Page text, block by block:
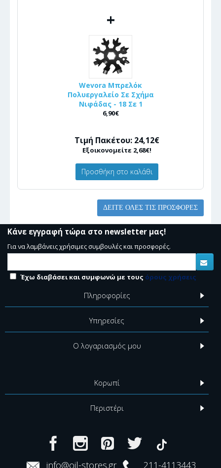
+
Wevora Μπρελόκ
Πολυεργαλείο Σε Σχήμα
Νιφάδας - 18 Σε 1
6,90€
Τιμή Πακέτου: 24,12€
Εξοικονομείτε 2,68€!
Προσθήκη στο καλάθι
ΔΕΊΤΕ ΌΛΕΣ ΤΙΣ ΠΡΟΣΦΟΡΈΣ
Κάνε εγγραφή τώρα στο newsletter μας!
Για να λαμβάνεις χρήσιμες συμβουλές και προσφορές.
Έχω διαβάσει και συμφωνώ με τους όρους χρήσεις
Πληροφορίες
Υπηρεσίες
Ο λογαριασμός μου
Κορωπί
Περιστέρι
info@oil-stores.gr 211-4113443